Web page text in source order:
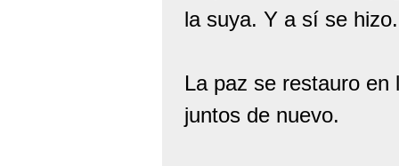
la suya. Y a sí se hizo.
La paz se restauro
juntos de nuevo.